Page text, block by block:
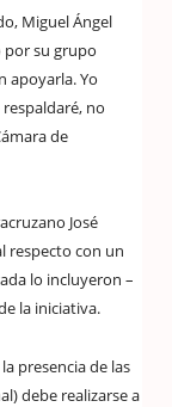
Miguel Ángel
por su grupo
apoyarla. Yo
no
de
José
respecto con un
lo incluyeron –
la iniciativa.
presencia de las
debe realizarse a